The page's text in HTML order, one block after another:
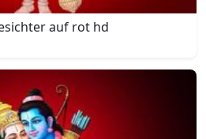
auf rot hd